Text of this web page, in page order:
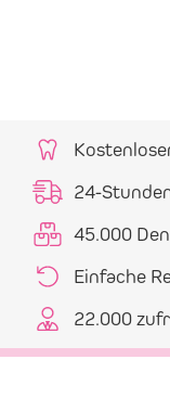
24-
45.000
Einfache
22.000